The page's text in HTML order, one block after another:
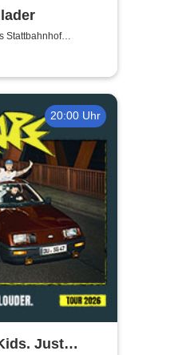
Stattbahnhof
20:00 Uhr
Just